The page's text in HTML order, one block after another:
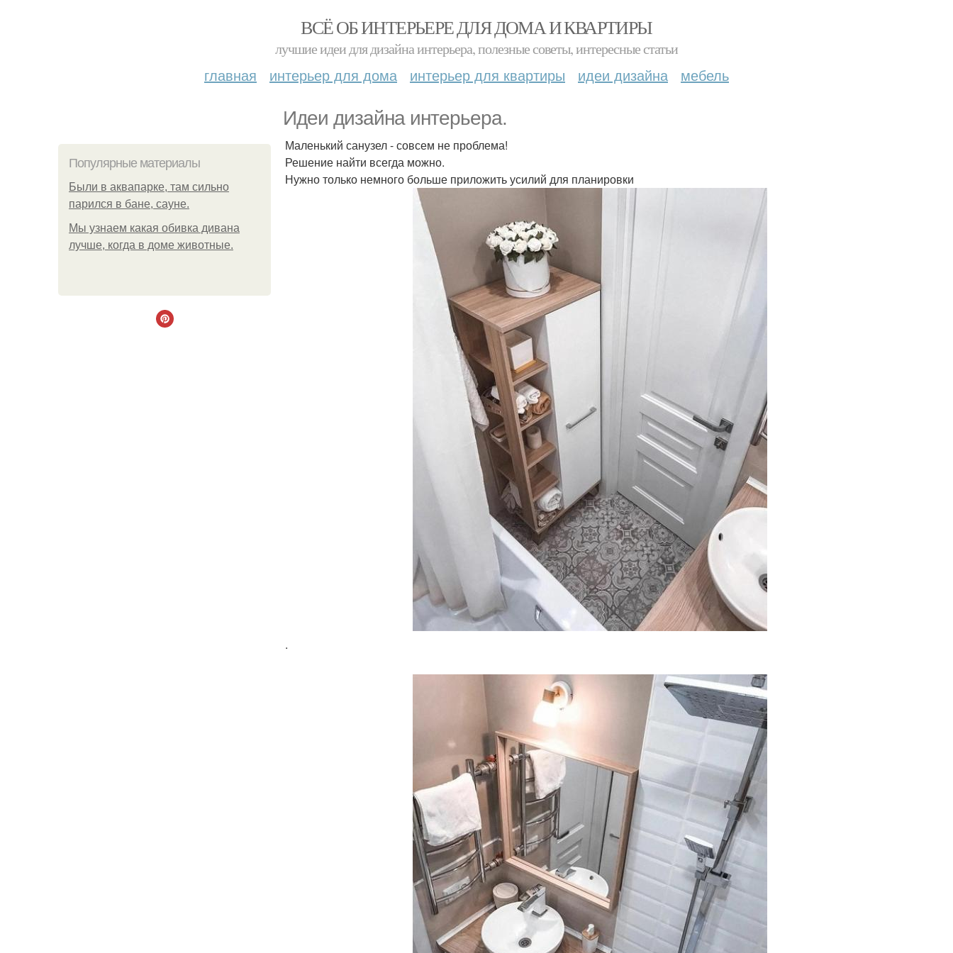
ВСЁ ОБ ИНТЕРЬЕРЕ ДЛЯ ДОМА И КВАРТИРЫ
лучшие идеи для дизайна интерьера, полезные советы, интересные статьи
главная интерьер для дома интерьер для квартиры идеи дизайна мебель
Идеи дизайна интерьера.
Популярные материалы
Были в аквапарке, там сильно
парился в бане, сауне.
Мы узнаем какая обивка дивана
лучше, когда в доме животные.
Маленький санузел - совсем не проблема!
Решение найти всегда можно.
Нужно только немного больше приложить усилий для планировки
.